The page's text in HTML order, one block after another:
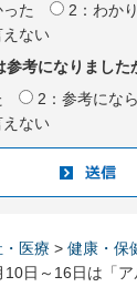
た
2：わか
ない
考になりました
2：参考にな
ない
医療 > 健康・保
10日～16日は「